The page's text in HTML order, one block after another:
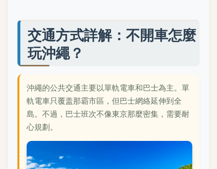
交通方式詳解：不開車怎麼
玩沖繩？
沖繩的公共交通主要以單軌電車和巴士為主。單
軌電車只覆盖那霸市區，但巴士網絡延伸到全
島。不過，巴士班次不像東京那麼密集，需要耐
心規劃。